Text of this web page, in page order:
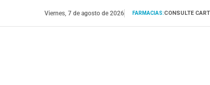
Viernes, 7 de agosto de 2026 FARMACIAS:CONSULTE